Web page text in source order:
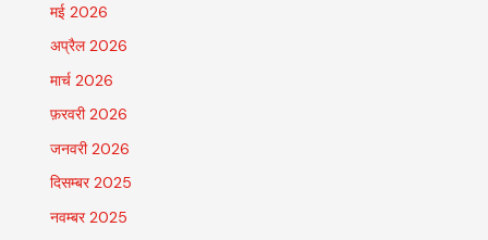
मई 2026
अप्रैल 2026
मार्च 2026
फ़रवरी 2026
जनवरी 2026
दिसम्बर 2025
नवम्बर 2025